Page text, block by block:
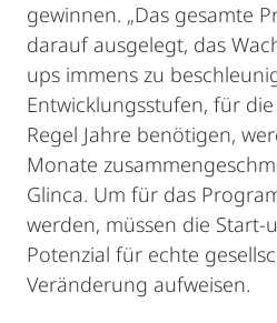
gewinnen. „Das gesamte
darauf ausgelegt, das
ups immens zu
Entwicklungsstufen, für
Regel Jahre benötigen,
Monate
Glinca. Um für das
werden, müssen die Start-
Potenzial für echte
Veränderung aufweisen.